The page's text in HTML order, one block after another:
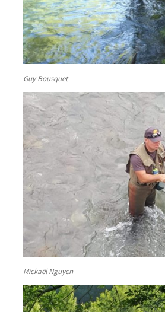
Guy Bousquet
Mickaël Nguyen